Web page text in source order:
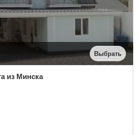
Выбрать
из Минска